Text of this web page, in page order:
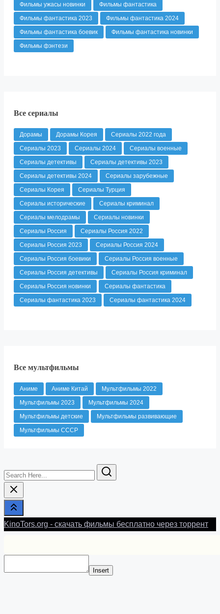
Фильмы ужасы новинки
Фильмы фантастика
Фильмы фантастика 2023
Фильмы фантастика 2024
Фильмы фантастика боевик
Фильмы фантастика новинки
Фильмы фэнтези
Все сериалы
Дорамы Дорамы Корея
Сериалы 2022 года
Сериалы 2023
Сериалы 2024
Сериалы военные
Сериалы детективы
Сериалы детективы 2023
Сериалы детективы 2024
Сериалы зарубежные
Сериалы Корея
Сериалы Турция
Сериалы исторические
Сериалы криминал
Сериалы мелодрамы
Сериалы новинки
Сериалы Россия
Сериалы Россия 2022
Сериалы Россия 2023
Сериалы Россия 2024
Сериалы Россия боевики
Сериалы Россия военные
Сериалы Россия детективы
Сериалы Россия криминал
Сериалы Россия новинки
Сериалы фантастика
Сериалы фантастика 2023
Сериалы фантастика 2024
Все мультфильмы
Аниме Аниме Китай
Мультфильмы 2022
Мультфильмы 2023
Мультфильмы 2024
Мультфильмы детские
Мультфильмы развивающие
Мультфильмы СССР
Search
Here...
KinoTors.org - скачать фильмы бесплатно через торрент
Insert